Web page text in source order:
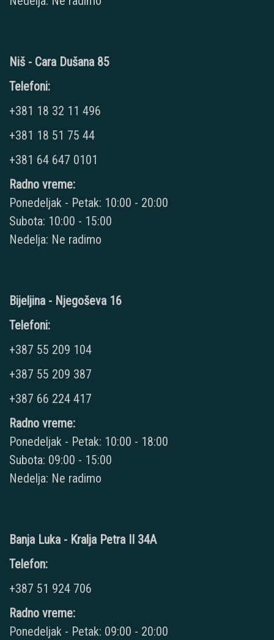
Niš - Cara Dušana 85
Telefoni:
+381 18 32 11 496
+381 18 51 75 44
+381 64 647 0101
Radno vreme:
Ponedeljak - Petak: 10:00 - 20:00
Subota: 10:00 - 15:00
Nedelja: Ne radimo
Bijeljina - Njegoševa 16
Telefoni:
+387 55 209 104
+387 55 209 387
+387 66 224 417
Radno vreme:
Ponedeljak - Petak: 10:00 - 18:00
Subota: 09:00 - 15:00
Nedelja: Ne radimo
Banja Luka - Kralja Petra II 34A
Telefon:
+387 51 924 706
Radno vreme:
Ponedeljak - Petak: 09:00 - 20:00